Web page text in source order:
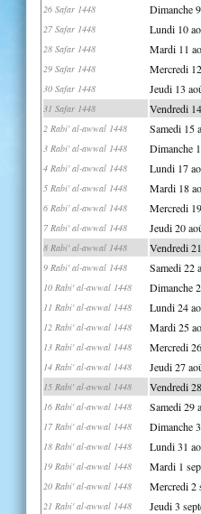
26 Safar 1448 Dimanche
27 Safar 1448 Lundi 10
28 Safar 1448 Mardi 11
29 Safar 1448 Mercredi
30 Safar 1448 Jeudi 13
31 Safar 1448 Vendredi
2 Rabi' al-awwal 1448 Samedi 15
3 Rabi' al-awwal 1448 Dimanche
4 Rabi' al-awwal 1448 Lundi 17
5 Rabi' al-awwal 1448 Mardi 18
6 Rabi' al-awwal 1448 Mercredi
7 Rabi' al-awwal 1448 Jeudi 20
8 Rabi' al-awwal 1448 Vendredi
9 Rabi' al-awwal 1448 Samedi 22
10 Rabi' al-awwal 1448 Dimanche
11 Rabi' al-awwal 1448 Lundi 24
12 Rabi' al-awwal 1448 Mardi 25
13 Rabi' al-awwal 1448 Mercredi
14 Rabi' al-awwal 1448 Jeudi 27
15 Rabi' al-awwal 1448 Vendredi
16 Rabi' al-awwal 1448 Samedi 29
17 Rabi' al-awwal 1448 Dimanche
18 Rabi' al-awwal 1448 Lundi 31
19 Rabi' al-awwal 1448 Mardi 1
20 Rabi' al-awwal 1448 Mercredi 2
21 Rabi' al-awwal 1448 Jeudi 3